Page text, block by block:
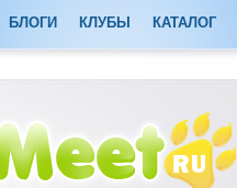
БЛОГИ КЛУБЫ КАТАЛОГ